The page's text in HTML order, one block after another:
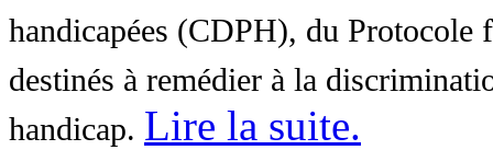
handicapées (CDPH), du Protocole
destinés à remédier à la
handicap. Lire la suite.